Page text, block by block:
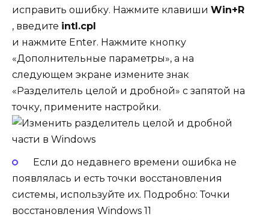
исправить ошибку. Нажмите клавиши Win+R
, введите intl.cpl
и нажмите Enter. Нажмите кнопку
«Дополнительные параметры», а на
следующем экране измените знак
«Разделитель целой и дробной» с запятой на
точку, примените настройки.
Если до недавнего времени ошибка не
появлялась и есть точки восстановления
системы, используйте их. Подробно:Точки
восстановления Windows 11